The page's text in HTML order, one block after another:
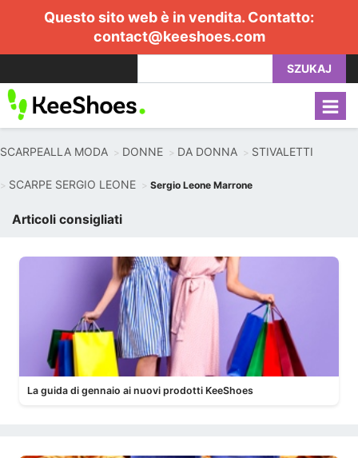
Questo sito web è in vendita. Contatto:
contact@keeshoes.com
SZUKAJ
SCARPEALLA MODA DONNE DA DONNA STIVALETTI
SCARPE SERGIO LEONE Sergio Leone Marrone
Articoli consigliati
La guida di gennaio ai nuovi prodotti KeeShoes